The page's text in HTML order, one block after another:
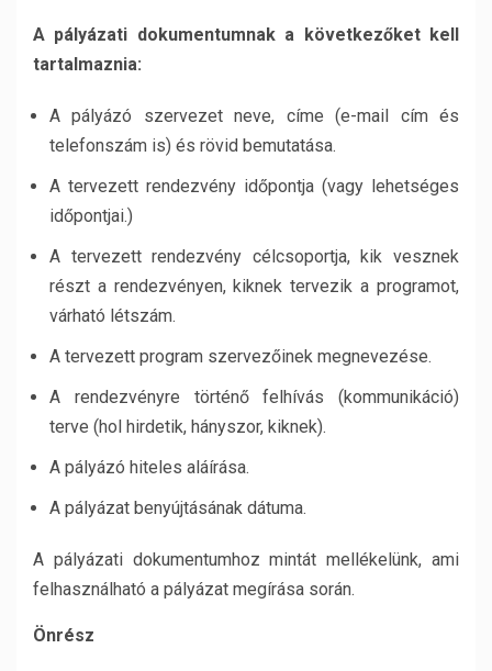
A pályázati dokumentumnak a következőket kell
tartalmaznia:
A pályázó szervezet neve, címe (e-mail cím és
telefonszám is) és rövid bemutatása.
A tervezett rendezvény időpontja (vagy lehetséges
időpontjai.)
A tervezett rendezvény célcsoportja, kik vesznek
részt a rendezvényen, kiknek tervezik a programot,
várható létszám.
A tervezett program szervezőinek megnevezése.
A rendezvényre történő felhívás (kommunikáció)
terve (hol hirdetik, hányszor, kiknek).
A pályázó hiteles aláírása.
A pályázat benyújtásának dátuma.
A pályázati dokumentumhoz mintát mellékelünk, ami
felhasználható a pályázat megírása során.
Önrész